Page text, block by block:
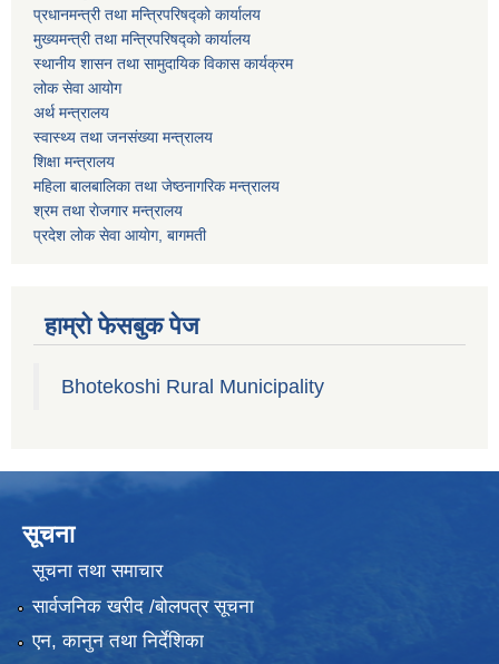
प्रधानमन्त्री तथा मन्त्रिपरिषद्को कार्यालय
मुख्यमन्त्री तथा मन्त्रिपरिषद्को कार्यालय
स्थानीय शासन तथा सामुदायिक विकास कार्यक्रम
लोक सेवा आयोग
अर्थ मन्त्रालय
स्वास्थ्य तथा जनस‌ंख्या मन्त्रालय
शिक्षा मन्त्रालय
महिला बालबालिका तथा जेष्ठनागरिक मन्त्रालय
श्रम तथा राेजगार मन्त्रालय
प्रदेश लोक सेवा आयाेग, बागमती
हाम्रो फेसबुक पेज
Bhotekoshi Rural Municipality
सूचना
सूचना तथा समाचार
सार्वजनिक खरीद /बोलपत्र सूचना
एन, कानुन तथा निर्देशिका